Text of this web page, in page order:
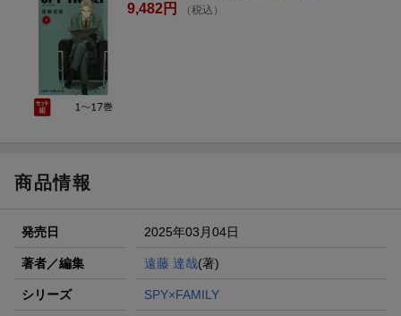
9,482円 （税込）
商品情報
発売日 2025年03月04日
著者／編集 遠藤 達哉(著)
シリーズ SPY×FAMILY